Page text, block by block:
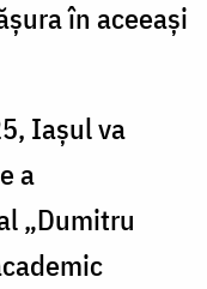
în aceeași
Iașul va
a
„Dumitru